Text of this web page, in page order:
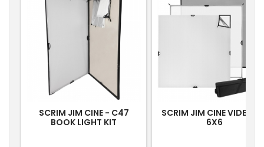
SCRIM JIM CINE - C47
BOOK LIGHT KIT
SCRIM JIM CINE VIDEO
6X6